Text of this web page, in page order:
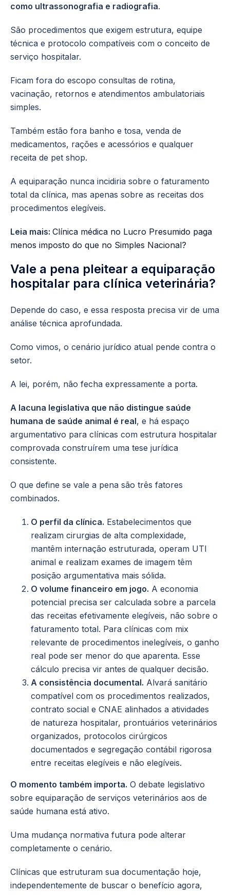
como ultrassonografia e radiografia.
São procedimentos que exigem estrutura, equipe
técnica e protocolo compatíveis com o conceito de
serviço hospitalar.
Ficam fora do escopo consultas de rotina,
vacinação, retornos e atendimentos ambulatoriais
simples.
Também estão fora banho e tosa, venda de
medicamentos, rações e acessórios e qualquer
receita de pet shop.
A equiparação nunca incidiria sobre o faturamento
total da clínica, mas apenas sobre as receitas dos
procedimentos elegíveis.
Leia mais: Clínica médica no Lucro Presumido paga
menos imposto do que no Simples Nacional?
Vale a pena pleitear a equiparação
hospitalar para clínica veterinária?
Depende do caso, e essa resposta precisa vir de uma
análise técnica aprofundada.
Como vimos, o cenário jurídico atual pende contra o
setor.
A lei, porém, não fecha expressamente a porta.
A lacuna legislativa que não distingue saúde
humana de saúde animal é real, e há espaço
argumentativo para clínicas com estrutura hospitalar
comprovada construírem uma tese jurídica
consistente.
O que define se vale a pena são três fatores
combinados.
O perfil da clínica. Estabelecimentos que
realizam cirurgias de alta complexidade,
mantêm internação estruturada, operam UTI
animal e realizam exames de imagem têm
posição argumentativa mais sólida.
O volume financeiro em jogo. A economia
potencial precisa ser calculada sobre a parcela
das receitas efetivamente elegíveis, não sobre o
faturamento total. Para clínicas com mix
relevante de procedimentos inelegíveis, o ganho
real pode ser menor do que aparenta. Esse
cálculo precisa vir antes de qualquer decisão.
A consistência documental. Alvará sanitário
compatível com os procedimentos realizados,
contrato social e CNAE alinhados a atividades
de natureza hospitalar, prontuários veterinários
organizados, protocolos cirúrgicos
documentados e segregação contábil rigorosa
entre receitas elegíveis e não elegíveis.
O momento também importa. O debate legislativo
sobre equiparação de serviços veterinários aos de
saúde humana está ativo.
Uma mudança normativa futura pode alterar
completamente o cenário.
Clínicas que estruturam sua documentação hoje,
independentemente de buscar o benefício agora,